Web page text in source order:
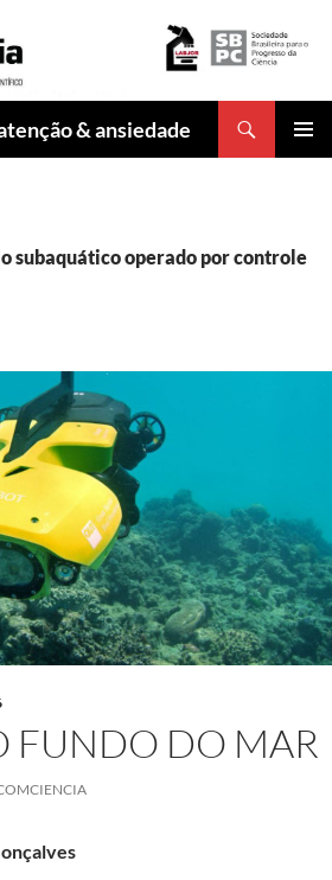
& ansiedade
subaquático operado por controle
FUNDO DO MAR